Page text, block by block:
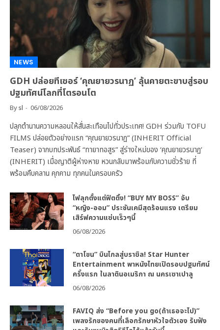
NEWS
GDH ปล่อยทีเซอร์ ‘คุณยายวรนาฏ’ ลุ้นคายตะขาบสู่รอบ
ปฐมทัศน์โลกที่โตรอนโต
Bysl 06/08/2026
ปลุกตำนานความหลอนให้สั่นสะเทือนไปทั่วประเทศ! GDH ร่วมกับ TOFU
FILMS ปล่อยตัวอย่างแรก “คุณยายวรนาฏ” (INHERIT Official
Teaser) จากบทประพันธ์ “ทายาทอสูร” สู่ร่างใหม่ของ ‘คุณยายวรนาฏ’
(INHERIT) เมื่อญาติผู้ห่างหาย หวนกลับมาพร้อมกับความชั่วร้าย ที่
พร้อมคืบคลาน คุกคาม ทุกคนในครอบครัว
ไฟลุกตั้งแต่ฟิตติ้ง! “BUY MY BOSS” จับ
“หญิง-ออม” ประชันเคมีสุดร้อนแรง เตรียม
เสิร์ฟความแซ่บเร็วๆนี้
06/08/2026
“ตาโขน” บินไกลสู่บราซิล! Star Hunter
Entertainment พาหนังไทยเปิดรอบปฐมทัศน์
ครั้งแรก ในลาตินอเมริกา ณ นครเซาเปาลู
06/08/2026
FAVIQ ส่ง “Before you go(ถ้าเธอจะไป)”
เพลงรักของคนที่เลือกรักษาหัวใจตัวเอง รับฟัง